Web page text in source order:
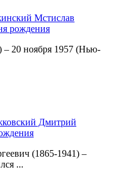
Мстислав
рождения
– 20 ноября 1957 (Нью-
Дмитрий
(1865-1941) –
...